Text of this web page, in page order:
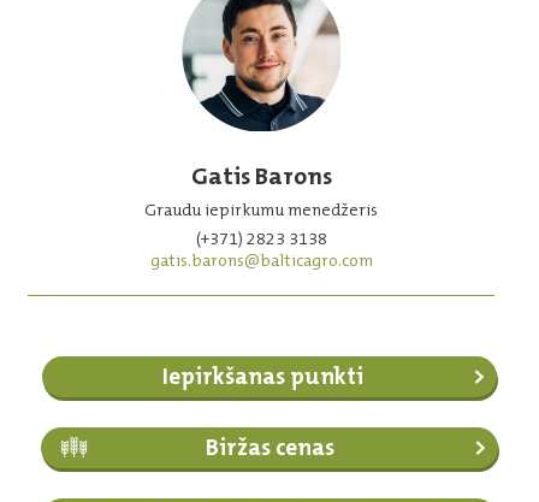
Gatis Barons
Graudu iepirkumu menedžeris
(+371) 2823 3138
gatis.barons@balticagro.com
Iepirkšanas punkti
Biržas cenas